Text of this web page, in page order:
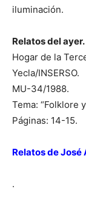
iluminación.
Relatos del ayer.
Hogar de la
Yecla/INSERSO.
MU-34/1988.
Tema: “Folklore
Páginas: 14-15.
Relatos de José
.